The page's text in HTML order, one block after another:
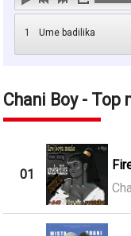
1 Ume badilika
Chani Boy -
01